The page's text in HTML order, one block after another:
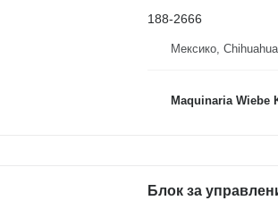
188-2666
Мексико, Chihuahua
Maquinaria Wiebe
Блок за